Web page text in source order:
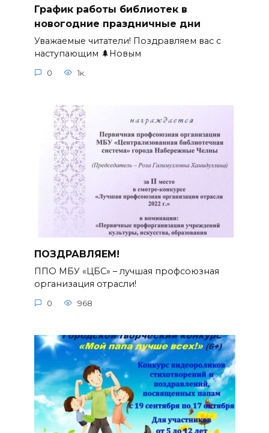
График работы библиотек в
новогодние праздничные дни
Уважаемые читатели! Поздравляем вас с
наступающим 🌲Новым
0 1к.
ПОЗДРАВЛЯЕМ!
ППО МБУ «ЦБС» – лучшая профсоюзная
организация отрасли!
0 968